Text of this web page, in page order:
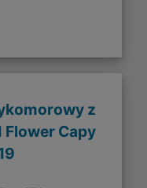
z
Flower Capy